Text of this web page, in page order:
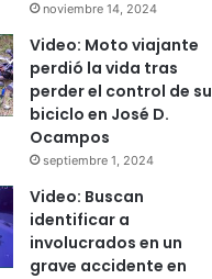
noviembre 14, 2024
Video: Moto viajante
perdió la vida tras
perder el control de su
biciclo en José D.
Ocampos
septiembre 1, 2024
Video: Buscan
identificar a
involucrados en un
grave accidente en